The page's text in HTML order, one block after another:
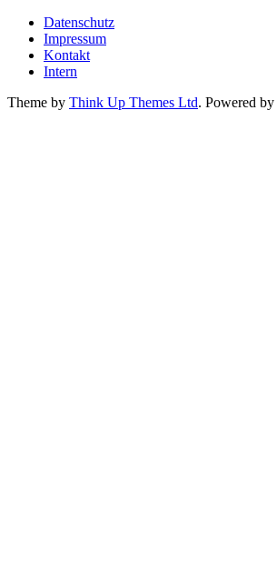
Datenschutz
Impressum
Kontakt
Intern
Theme by Think Up Themes Ltd. Powered by